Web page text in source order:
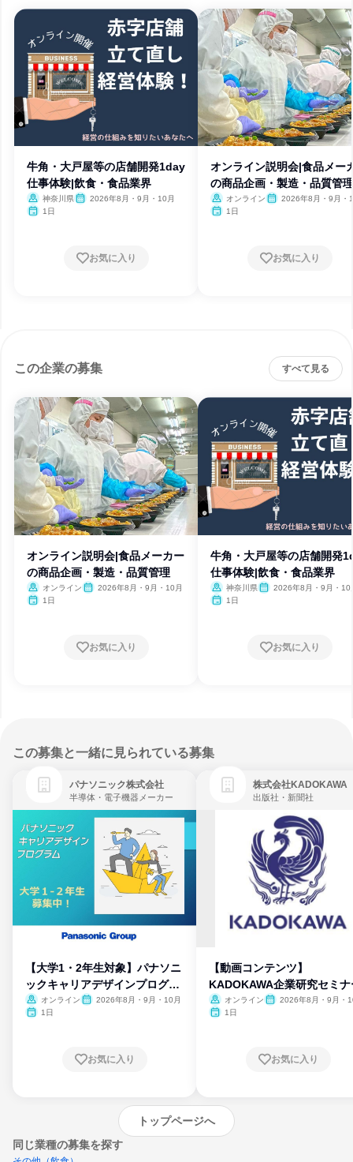
牛角・大戸屋等の店舗開発1day
仕事体験|飲食・食品業界
神奈川県
2026年8月・9月・10月
1日
お気に入り
オンライン説明会|食品メー
の商品企画・製造・品質管理
オンライン
2026年8月・9月・
1日
お気に入り
この企業の募集 すべて見る
オンライン説明会|食品メーカー
の商品企画・製造・品質管理
オンライン
2026年8月・9月・10月
1日
お気に入り
牛角・大戸屋等の店舗開発
仕事体験|飲食・食品業界
神奈川県
2026年8月・9月・10
1日
お気に入り
この募集と一緒に見られている募集
パナソニック株式会社
半導体・電子機器メーカー
【大学1・2年生対象】パナソニ
ックキャリアデザインプログラ
ム
オンライン
2026年8月・9月・10月
1日
お気に入り
株式会社KADOKAWA
出版社・新聞社
【動画コンテンツ】
KADOKAWA企業研究セミナ
オンライン
2026年8月・9月・
1日
お気に入り
トップページへ
同じ業種の募集を探す